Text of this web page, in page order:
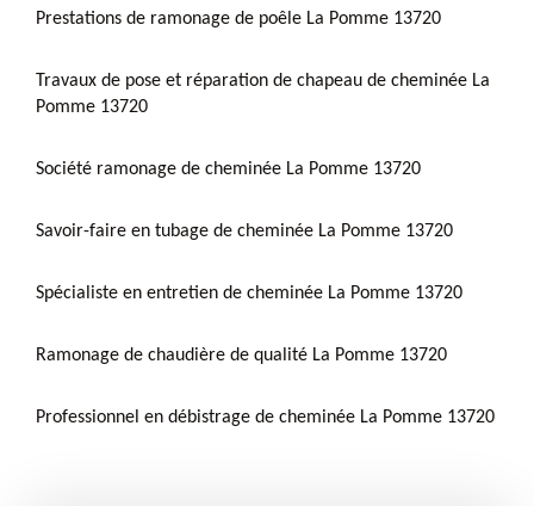
Prestations de ramonage de poêle La Pomme 13720
Travaux de pose et réparation de chapeau de cheminée La
Pomme 13720
Société ramonage de cheminée La Pomme 13720
Savoir-faire en tubage de cheminée La Pomme 13720
Spécialiste en entretien de cheminée La Pomme 13720
Ramonage de chaudière de qualité La Pomme 13720
Professionnel en débistrage de cheminée La Pomme 13720